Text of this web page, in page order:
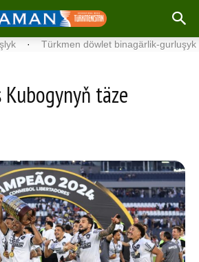
Türkmen döwlet binagärlik-gurluşyk
täze